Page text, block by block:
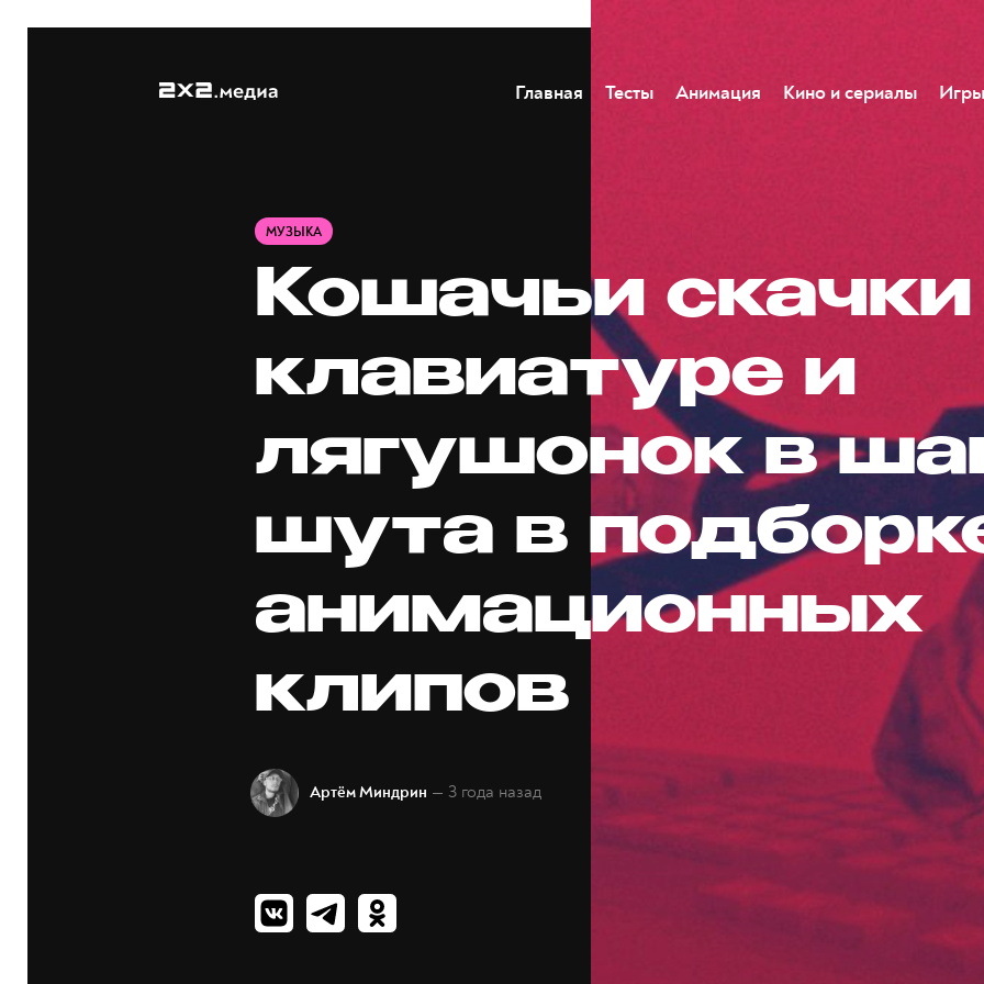
Главная Тесты Анимация Кино и сериалы Игры
МУЗЫКА
Кошачьи скачки
клавиатуре и
лягушонок в
шута в
анимационных
клипов
Артём Миндрин — 3 года назад